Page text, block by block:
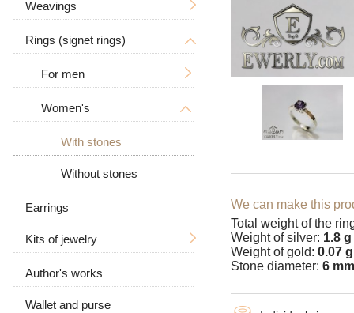
In the form of a dog
Big
Women's
Big / Thick
Women's
Men's
Big / Thick
Women's
With stones
Stone
Leather
Leather with silver
Weavings
Hand knitting
Ramses
Bismarck
Anchor with edges
Carapace
Moscow bismarck
Casting
Rings (signet rings)
For men
With a skull
With a wolf
With stones
Without stones
Women's
With stones
Without stones
Earrings
Kits of jewelry
Earrings and ring
Chain and pendant
Author's works
Wallet and purse
We can make this
Total weight of the
Weight of silver: 1.8 g
Weight of gold: 0.07 g
Stone diameter: 6 mm